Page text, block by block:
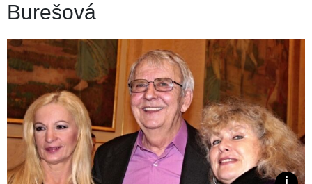
Burešová